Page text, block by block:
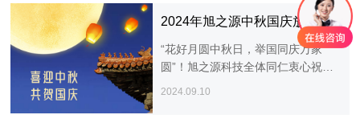
2024年旭之源中秋国庆放假通知
“花好月圆中秋日，举国同庆万家
圆”！旭之源科技全体同仁衷心祝福
2024.09.10